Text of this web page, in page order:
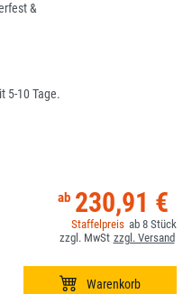
&
5-10 Tage.
230,91 €
8